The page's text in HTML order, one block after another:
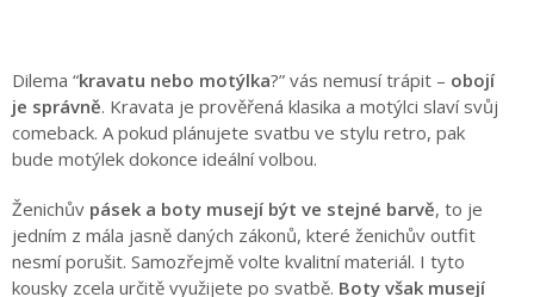
Dilema “kravatu nebo motýlka?” vás nemusí trápit – obojí
je správně. Kravata je prověřená klasika a motýlci slaví svůj
comeback. A pokud plánujete svatbu ve stylu retro, pak
bude motýlek dokonce ideální volbou.
Ženichův pásek a boty musejí být ve stejné barvě, to je
jedním z mála jasně daných zákonů, které ženichův outfit
nesmí porušit. Samozřejmě volte kvalitní materiál. I tyto
kousky zcela určitě využijete po svatbě. Boty však musejí